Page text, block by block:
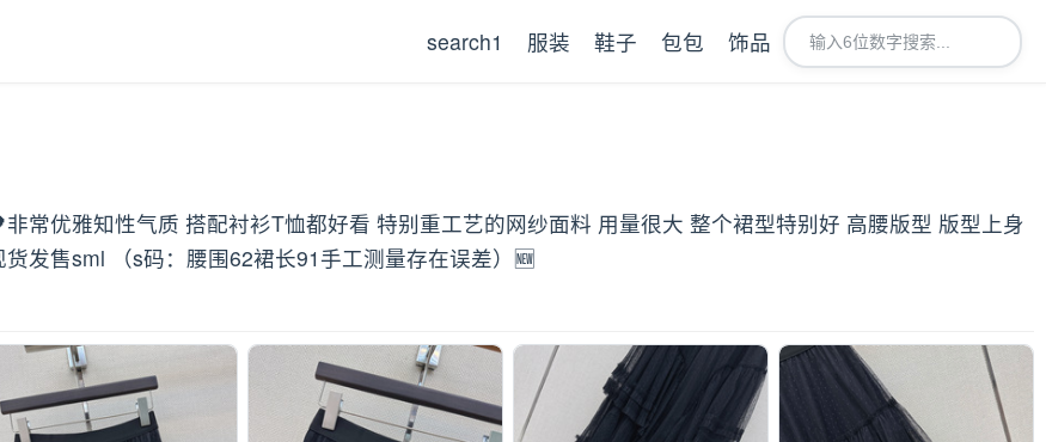
search1 服装 鞋子 包包 饰品
优雅知性气质 搭配衬衫T恤都好看 特别重工艺的网纱面料 用量很大 整个裙型特别好 高腰版型 版型上身
发售sml （s码：腰围62裙长91手工测量存在误差）🆕